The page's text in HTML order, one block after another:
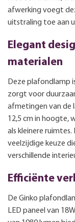
afwerking voegt
uitstraling toe aan
Elegant
materialen
Deze plafondlamp
zorgt voor
afmetingen van de
12,5 cm in hoogte,
als kleinere
veelzijdige keuze
verschillende
Efficiënte
De Ginko
LED paneel van